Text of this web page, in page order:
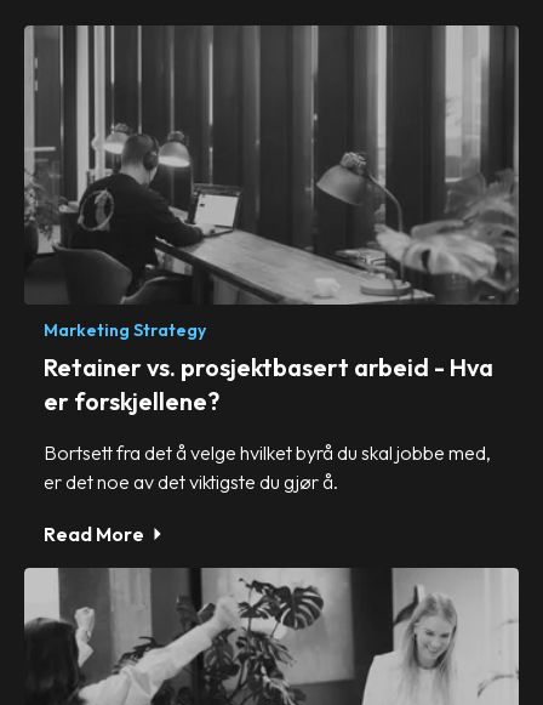
Marketing Strategy
Retainer vs. prosjektbasert arbeid - Hva
er forskjellene?
Bortsett fra det å velge hvilket byrå du skal jobbe med,
er det noe av det viktigste du gjør å.
Read More